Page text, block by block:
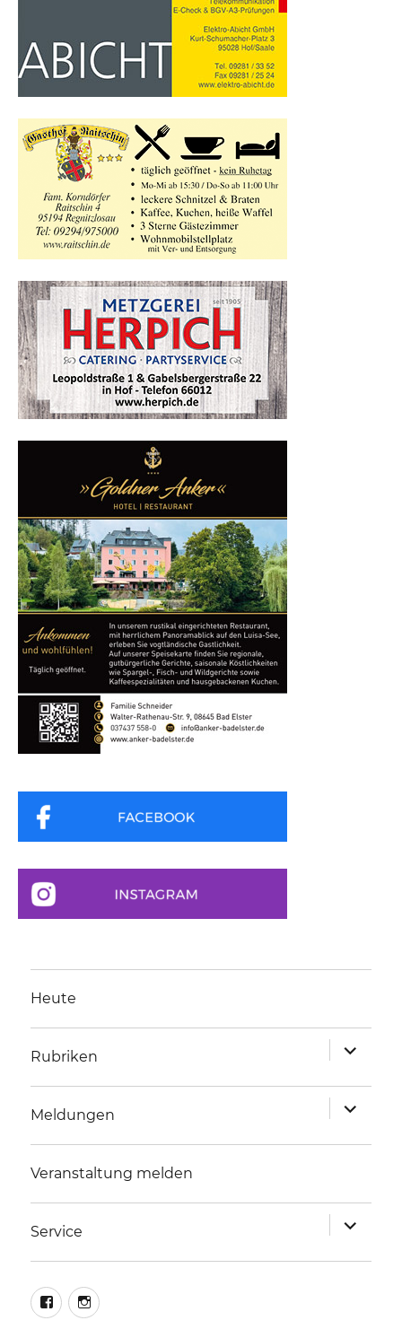
Heute
Rubriken
anzeigen
Meldungen
anzeigen
Veranstaltung melden
Service
anzeigen
facebookinstagram